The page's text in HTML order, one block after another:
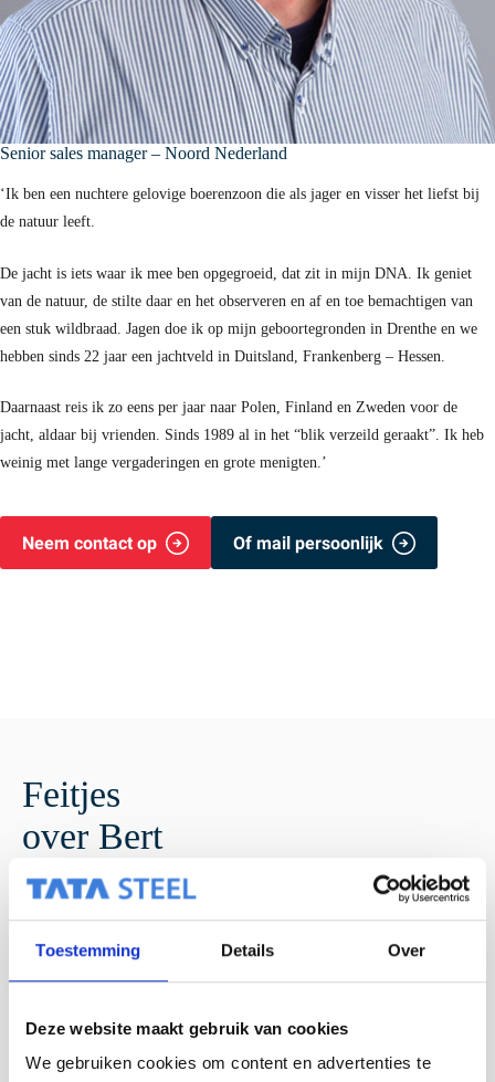
Toestemming Details Over
Deze website maakt gebruik van cookies
We gebruiken cookies om content en advertenties te
Senior sales manager – Noord Nederland
‘Ik ben een nuchtere gelovige boerenzoon die als jager en visser het liefst bij
de natuur leeft.
De jacht is iets waar ik mee ben opgegroeid, dat zit in mijn DNA. Ik geniet
van de natuur, de stilte daar en het observeren en af en toe bemachtigen van
een stuk wildbraad. Jagen doe ik op mijn geboortegronden in Drenthe en we
hebben sinds 22 jaar een jachtveld in Duitsland, Frankenberg – Hessen.
Daarnaast reis ik zo eens per jaar naar Polen, Finland en Zweden voor de
jacht, aldaar bij vrienden. Sinds 1989 al in het “blik verzeild geraakt”. Ik heb
weinig met lange vergaderingen en grote menigten.’
Neem contact op Of mail persoonlijk
Feitjes
over Bert
Favoriete staal kleur: Pegasus
Favoriet project:Staalmeestersin Canada
Getrouwd met mijn soulmate Arda, al 37 jaar samen , 2
kinderen Emiel en Wendy en 1 kleindochter
Houdt van jagen en vissen
Bezoek graag een opera of operette